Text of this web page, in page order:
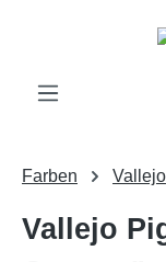
Zum Hauptinhalt
Farben Vallejo
Vallejo